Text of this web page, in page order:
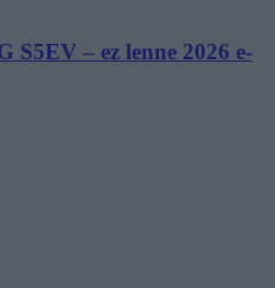
S5EV – ez lenne 2026 e-